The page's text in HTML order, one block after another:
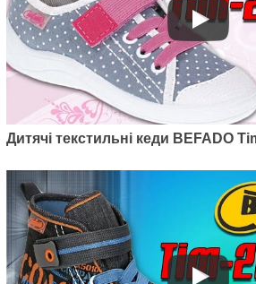
Дитячі текстильні кеди BEFADO